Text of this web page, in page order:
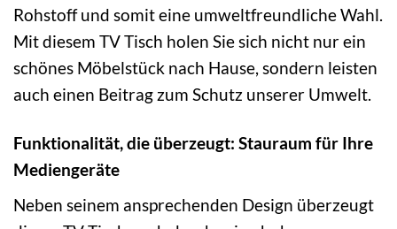
Rohstoff und somit eine umweltfreundliche Wahl.
Mit diesem TV Tisch holen Sie sich nicht nur ein
schönes Möbelstück nach Hause, sondern leisten
auch einen Beitrag zum Schutz unserer Umwelt.
Funktionalität, die überzeugt: Stauraum für Ihre
Mediengeräte
Neben seinem ansprechenden Design überzeugt